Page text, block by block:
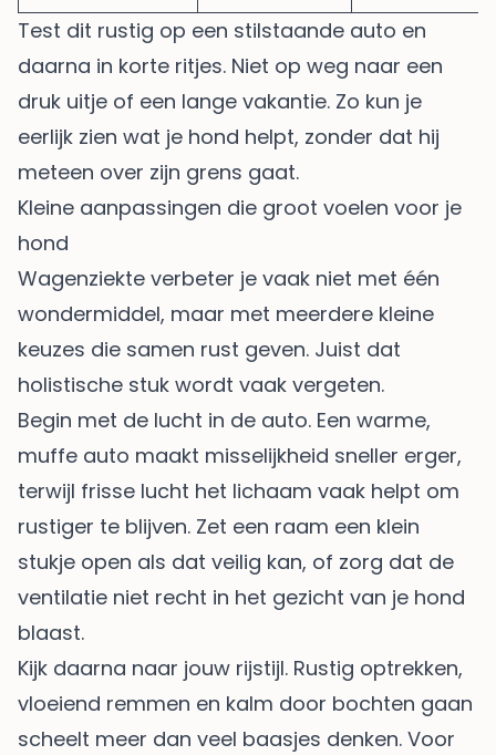
Test dit rustig op een stilstaande auto en
daarna in korte ritjes. Niet op weg naar een
druk uitje of een lange vakantie. Zo kun je
eerlijk zien wat je hond helpt, zonder dat hij
meteen over zijn grens gaat.
Kleine aanpassingen die groot voelen voor je
hond
Wagenziekte verbeter je vaak niet met één
wondermiddel, maar met meerdere kleine
keuzes die samen rust geven. Juist dat
holistische stuk wordt vaak vergeten.
Begin met de lucht in de auto. Een warme,
muffe auto maakt misselijkheid sneller erger,
terwijl frisse lucht het lichaam vaak helpt om
rustiger te blijven. Zet een raam een klein
stukje open als dat veilig kan, of zorg dat de
ventilatie niet recht in het gezicht van je hond
blaast.
Kijk daarna naar jouw rijstijl. Rustig optrekken,
vloeiend remmen en kalm door bochten gaan
scheelt meer dan veel baasjes denken. Voor